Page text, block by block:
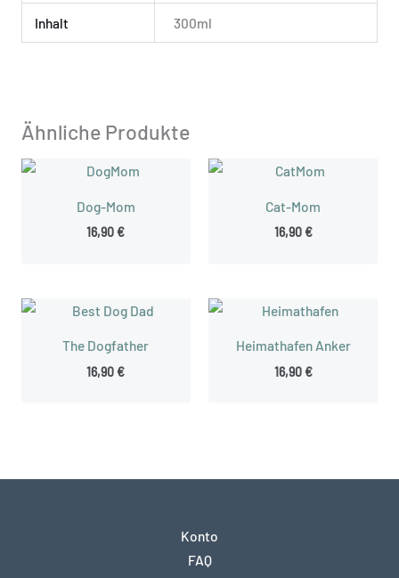
Inhalt 300ml
Ähnliche Produkte
Dog-Mom
16,90 €
Cat-Mom
16,90 €
The Dogfather
16,90 €
Heimathafen Anker
16,90 €
Konto
FAQ